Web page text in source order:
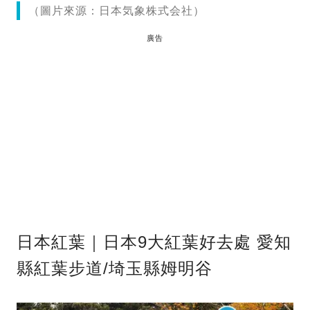
（圖片來源：日本気象株式会社）
廣告
日本紅葉｜日本9大紅葉好去處 愛知
縣紅葉步道/埼玉縣姆明谷